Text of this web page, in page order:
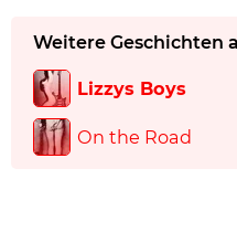
Weitere Geschichten
Lizzys Boys
On the Road